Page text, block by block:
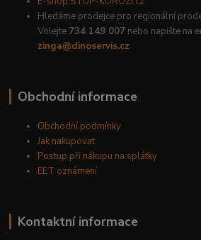
Hledáme prodejce pro regionální
Volejte 734 149 007 nebo napište na
zinga@dinoservis.cz
Obchodní informace
Obchodní podmínky
Jak nakupovat
Postup při nákupu na splátky
EET oznámení
Kontaktní informace